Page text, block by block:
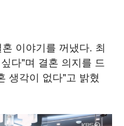
이야기를 꺼냈다. 최
다"며 결혼 의지를 드
생각이 없다"고 밝혔